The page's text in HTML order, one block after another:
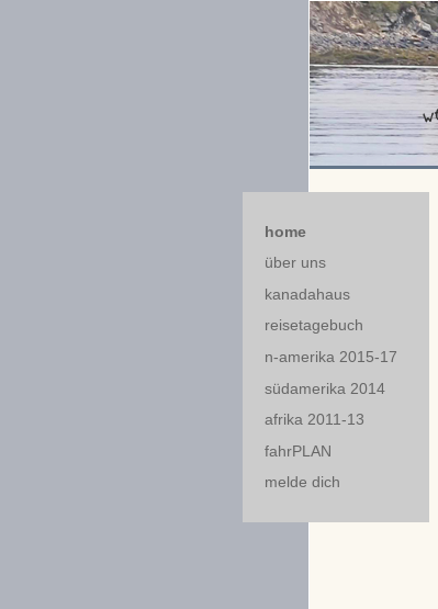
home
über uns
kanadahaus
reisetagebuch
n-amerika 2015-17
südamerika 2014
afrika 2011-13
fahrPLAN
melde dich